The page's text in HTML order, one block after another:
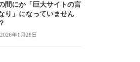
間にか「巨大サイトの言
り」になっていません
2026年1月28日